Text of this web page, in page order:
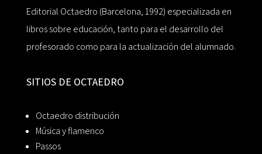
Editorial Octaedro (Barcelona, 1992) especializada en
libros sobre educación, tanto para el desarrollo del
profesorado como para la actualización del alumnado.
SITIOS DE OCTAEDRO
Octaedro distribución
Música y flamenco
Passos